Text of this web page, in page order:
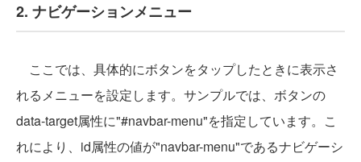
2. ナビゲーションメニュー
ここでは、具体的にボタンをタップしたときに表示さ
れるメニューを設定します。サンプルでは、ボタンの
data-target属性に"#navbar-menu"を指定しています。こ
れにより、id属性の値が"navbar-menu"であるナビゲーシ